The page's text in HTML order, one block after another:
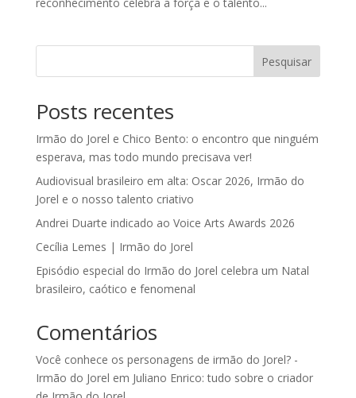
Pesquisar
Posts recentes
Irmão do Jorel e Chico Bento: o encontro que ninguém
esperava, mas todo mundo precisava ver!
Audiovisual brasileiro em alta: Oscar 2026, Irmão do
Jorel e o nosso talento criativo
Andrei Duarte indicado ao Voice Arts Awards 2026
Cecília Lemes | Irmão do Jorel
Episódio especial do Irmão do Jorel celebra um Natal
brasileiro, caótico e fenomenal
Comentários
Você conhece os personagens de irmão do Jorel? -
Irmão do Jorel em Juliano Enrico: tudo sobre o criador